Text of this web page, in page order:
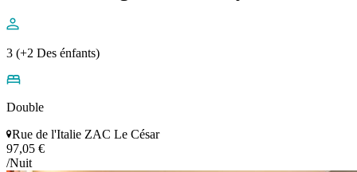
3 (+2 Des énfants)
Double
Rue de l'Italie ZAC Le César
97,05 €
/Nuit